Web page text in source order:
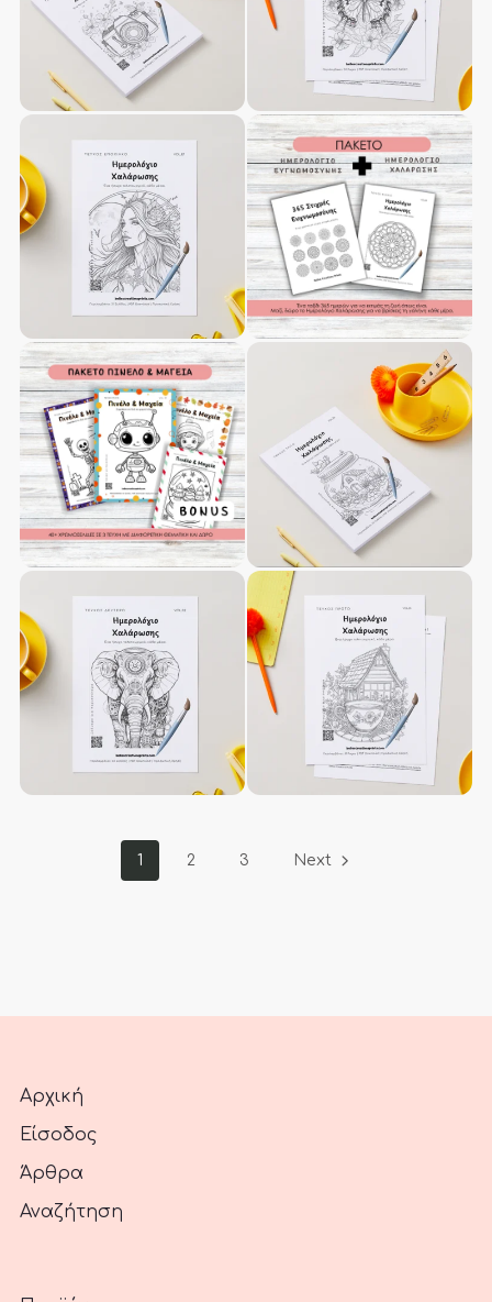
1 2 3 Next
Αρχική
Είσοδος
Άρθρα
Αναζήτηση